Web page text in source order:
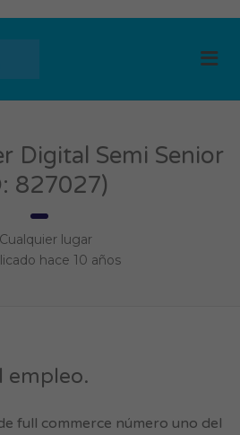
Digital Semi Senior
827027)
Cualquier lugar
hace 10 años
empleo.
full commerce número uno del